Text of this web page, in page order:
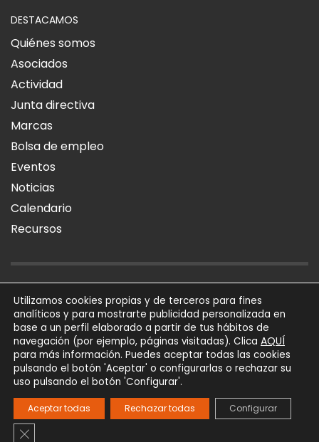
DESTACAMOS
Quiénes somos
Asociados
Actividad
Junta directiva
Marcas
Bolsa de empleo
Eventos
Noticias
Calendario
Recursos
AVISO LEGAL POLÍTICA DE PRIVACIDAD POLÍTICA DE COOKIES
SÍGUENOS
AFIAL Asociación © 2026
Todos los derechos
reservados
Powered by
Trígono
Comunicación
Utilizamos cookies propias y de terceros para fines
analíticos y para mostrarte publicidad personalizada en
base a un perfil elaborado a partir de tus hábitos de
navegación (por ejemplo, páginas visitadas). Clica AQUÍ
para más información. Puedes aceptar todas las cookies
pulsando el botón 'Aceptar' o configurarlas o rechazar su
uso pulsando el botón 'Configurar'.
Aceptar todas Rechazar todas Configurar
Cerrar el banner de cookies RGPD